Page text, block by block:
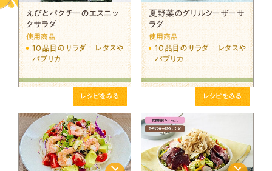
えびとパクチーのエスニッ
クサラダ
使用商品
10品目のサラダ レタスや
パプリカ
レシピをみる
夏野菜のグリルシーザーサ
ラダ
使用商品
10品目のサラダ レタスや
パプリカ
レシピをみる